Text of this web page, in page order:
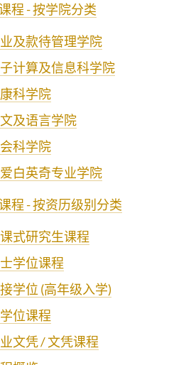
程 - 按学院分类
及款待管理学院
计算及信息科学院
科学院
及语言学院
科学院
白英奇专业学院
程 - 按资历级别分类
式研究生课程
学位课程
学位 (高年级入学)
位课程
文凭 / 文凭课程